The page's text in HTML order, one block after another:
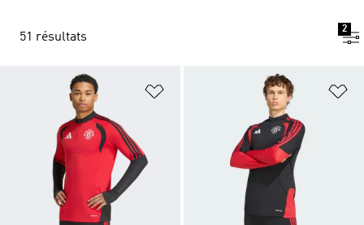
51 résultats
2
Ajouter à la Liste de produits